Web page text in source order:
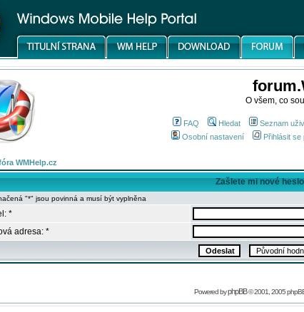
O všem, co
FAQ Hledat Seznam
Osobní nastavení
Přihlásit
WMHelp.cz
Zašlete mi nové heslo
"*" jsou povinná a musí být vyplněna
*
adresa: *
Powered byphpBB© 2001, 2005